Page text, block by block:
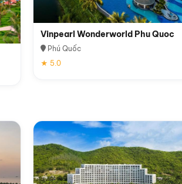
Vinpearl Wonderworld Phu Quoc
Phú Quốc
★ 5.0